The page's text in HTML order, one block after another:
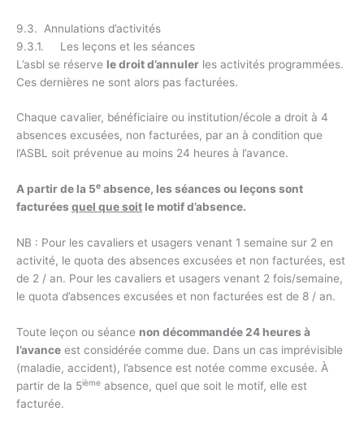
9.3. Annulations d’activités
9.3.1. Les leçons et les séances
L’asbl se réserve le droit d’annuler les activités programmées.
Ces dernières ne sont alors pas facturées.
Chaque cavalier, bénéficiaire ou institution/école a droit à 4
absences excusées, non facturées, par an à condition que
l’ASBL soit prévenue au moins 24 heures à l’avance.
A partir de la 5e absence, les séances ou leçons sont
facturées quel que soit le motif d’absence.
NB : Pour les cavaliers et usagers venant 1 semaine sur 2 en
activité, le quota des absences excusées et non facturées, est
de 2 / an. Pour les cavaliers et usagers venant 2 fois/semaine,
le quota d’absences excusées et non facturées est de 8 / an.
Toute leçon ou séance non décommandée 24 heures à
l’avance est considérée comme due. Dans un cas imprévisible
(maladie, accident), l’absence est notée comme excusée. À
partir de la 5ième absence, quel que soit le motif, elle est
facturée.